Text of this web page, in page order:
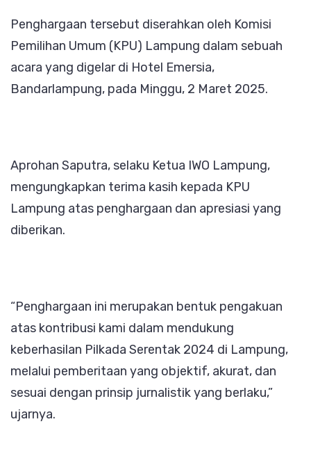
Penghargaan tersebut diserahkan oleh Komisi
Pemilihan Umum (KPU) Lampung dalam sebuah
acara yang digelar di Hotel Emersia,
Bandarlampung, pada Minggu, 2 Maret 2025.
Aprohan Saputra, selaku Ketua IWO Lampung,
mengungkapkan terima kasih kepada KPU
Lampung atas penghargaan dan apresiasi yang
diberikan.
“Penghargaan ini merupakan bentuk pengakuan
atas kontribusi kami dalam mendukung
keberhasilan Pilkada Serentak 2024 di Lampung,
melalui pemberitaan yang objektif, akurat, dan
sesuai dengan prinsip jurnalistik yang berlaku,”
ujarnya.